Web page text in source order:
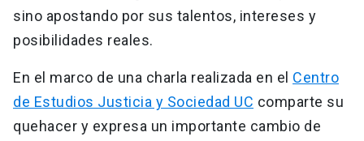
sino apostando por sus talentos, intereses y
posibilidades reales.
En el marco de una charla realizada en el Centro
de Estudios Justicia y Sociedad UC comparte su
quehacer y expresa un importante cambio de